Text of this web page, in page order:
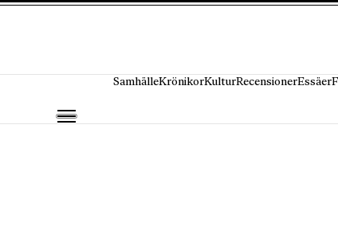
SamhälleKrönikorKulturRecensionerEssäer